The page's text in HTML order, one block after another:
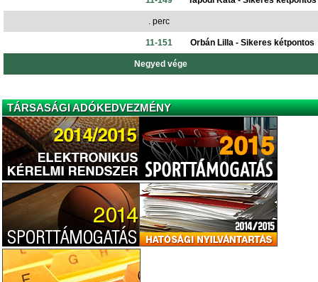
. perc
11-151 Orbán Lilla - Sikeres kétpontos
Negyed vége
TÁRSASÁGI ADÓKEDVEZMÉNY